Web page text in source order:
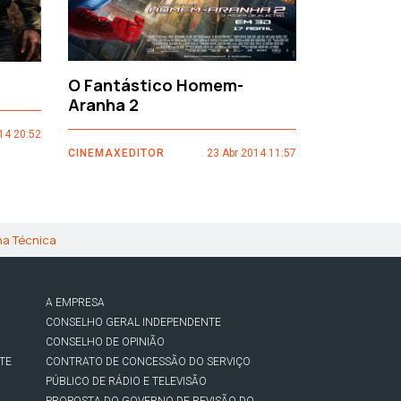
20:52
O Fantástico Homem-
Aranha 2
CINEMAXEDITOR 23 Abr 2014 11:57
Técnica
A EMPRESA
CONSELHO GERAL INDEPENDENTE
CONSELHO DE OPINIÃO
CONTRATO DE CONCESSÃO DO SERVIÇO
PÚBLICO DE RÁDIO E TELEVISÃO